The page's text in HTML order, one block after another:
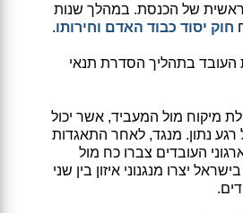
של הכנסת. במהלך שנות
חוק יסוד כבוד האדם וחירותו.
העובד בתהליך הסדרת תנאי
מיקוח מול המעביד, אשר יכול
נתון. מנגד, לאחר התאגדות
העובדים צברו כח מול
יצרו מנגנוני איזון בין שני